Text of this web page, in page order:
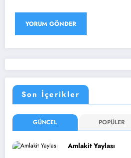
Son İçerikler
GÜNCEL POPÜLER
Amlakit Yaylası